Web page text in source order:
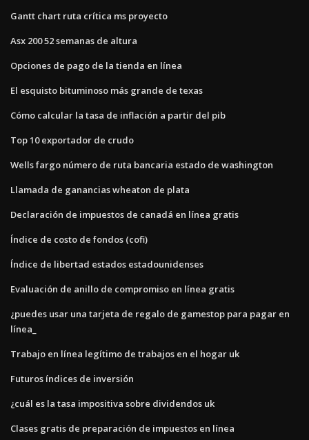
Gantt chart ruta crítica ms proyecto
Asx 200 52 semanas de altura
Opciones de pago de la tienda en línea
El esquisto bituminoso más grande de texas
Cómo calcular la tasa de inflación a partir del pib
Top 10 exportador de crudo
Wells fargo número de ruta bancaria estado de washington
Llamada de ganancias wheaton de plata
Declaración de impuestos de canadá en línea gratis
Índice de costo de fondos (cofi)
Índice de libertad estados estadounidenses
Evaluación de anillo de compromiso en línea gratis
¿puedes usar una tarjeta de regalo de gamestop para pagar en
línea_
Trabajo en línea legítimo de trabajos en el hogar uk
Futuros índices de inversión
¿cuál es la tasa impositiva sobre dividendos uk
Clases gratis de preparación de impuestos en línea